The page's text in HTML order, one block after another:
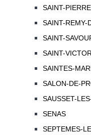
SAINT-
SAINT-REMY-
SAINT-
SAINT-
SAINTES-
SALON-DE-
SAUSSET-
SENAS
SEPTEMES-